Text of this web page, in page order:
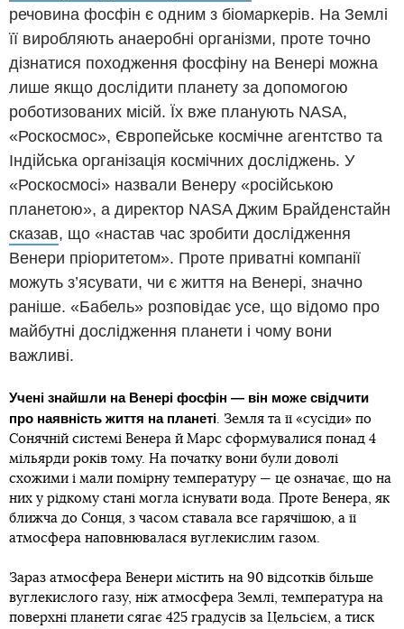
речовина фосфін є одним з біомаркерів. На Землі
її виробляють анаеробні організми, проте точно
дізнатися походження фосфіну на Венері можна
лише якщо дослідити планету за допомогою
роботизованих місій. Їх вже планують NASA,
«Роскосмос», Європейське космічне агентство та
Індійська організація космічних досліджень. У
«Роскосмосі» назвали Венеру «російською
планетою», а директор NASA Джим Брайденстайн
сказав, що «настав час зробити дослідження
Венери пріоритетом». Проте приватні компанії
можуть з’ясувати, чи є життя на Венері, значно
раніше. «Бабель» розповідає усе, що відомо про
майбутні дослідження планети і чому вони
важливі.
Учені знайшли на Венері фосфін — він може свідчити
про наявність життя на планеті . Земля та її «сусіди» по
Сонячній системі Венера й Марс сформувалися понад 4
мільярди років тому. На початку вони були доволі
схожими і мали помірну температуру — це означає, що на
них у рідкому стані могла існувати вода. Проте Венера, як
ближча до Сонця, з часом ставала все гарячішою, а її
атмосфера наповнювалася вуглекислим газом.
Зараз атмосфера Венери містить на 90 відсотків більше
вуглекислого газу, ніж атмосфера Землі, температура на
поверхні планети сягає 425 градусів за Цельсієм, а тиск